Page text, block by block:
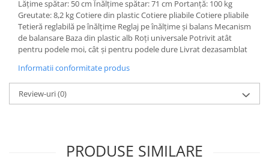
Seturi dormitoare complete
Suporturi saltea/Somiere/Gratii
pentru pat
Colectia casmir -seturi
cuiere/mobila hol Rai casmir
Set mobilier Hol modern cu
panouri tapitate
Lăţime spătar: 50 cm Înălţime spătar: 71 cm Portanţă: 100 kg
Greutate: 8,2 kg Cotiere din plastic Cotiere pliabile Cotiere pliabile
Tetieră reglabilă pe înălţime Reglaj pe înălţime şi balans Mecanism
de balansare Baza din plastic alb Roţi universale Potrivit atât
pentru podele moi, cât şi pentru podele dure Livrat dezasamblat
Informatii conformitate produs
Review-uri(0)
PRODUSE SIMILARE